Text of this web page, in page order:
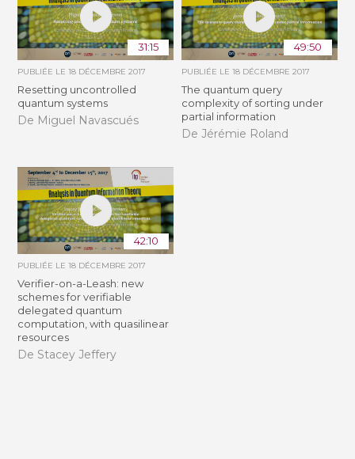
31:15
PUBLIÉE LE18 DÉCEMBRE 2017
Resetting uncontrolled
quantum systems
De Miguel Navascués
49:50
PUBLIÉE LE 18 DÉCEMBRE 2017
The quantum query
complexity of sorting under
partial information
De Jérémie Roland
42:10
PUBLIÉE LE18 DÉCEMBRE 2017
Verifier-on-a-Leash: new
schemes for verifiable
delegated quantum
computation, with quasilinear
resources
De Stacey Jeffery